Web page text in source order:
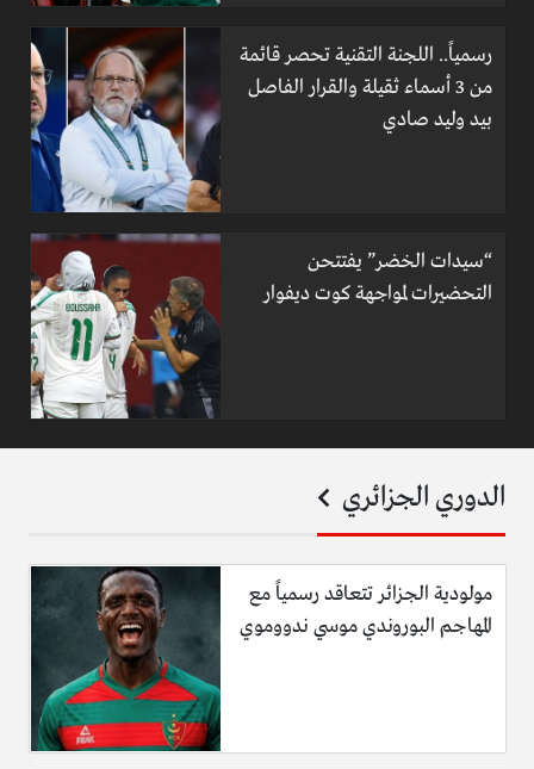
رسمياً.. اللجنة التقنية تحصر قائمة
من 3 أسماء ثقيلة والقرار الفاصل
بيد وليد صادي
“سيدات الخضر” يفتتحن
التحضيرات لمواجهة كوت ديفوار
الدوري الجزائري
مولودية الجزائر تتعاقد رسمياً مع
المهاجم البوروندي موسي ندووموي